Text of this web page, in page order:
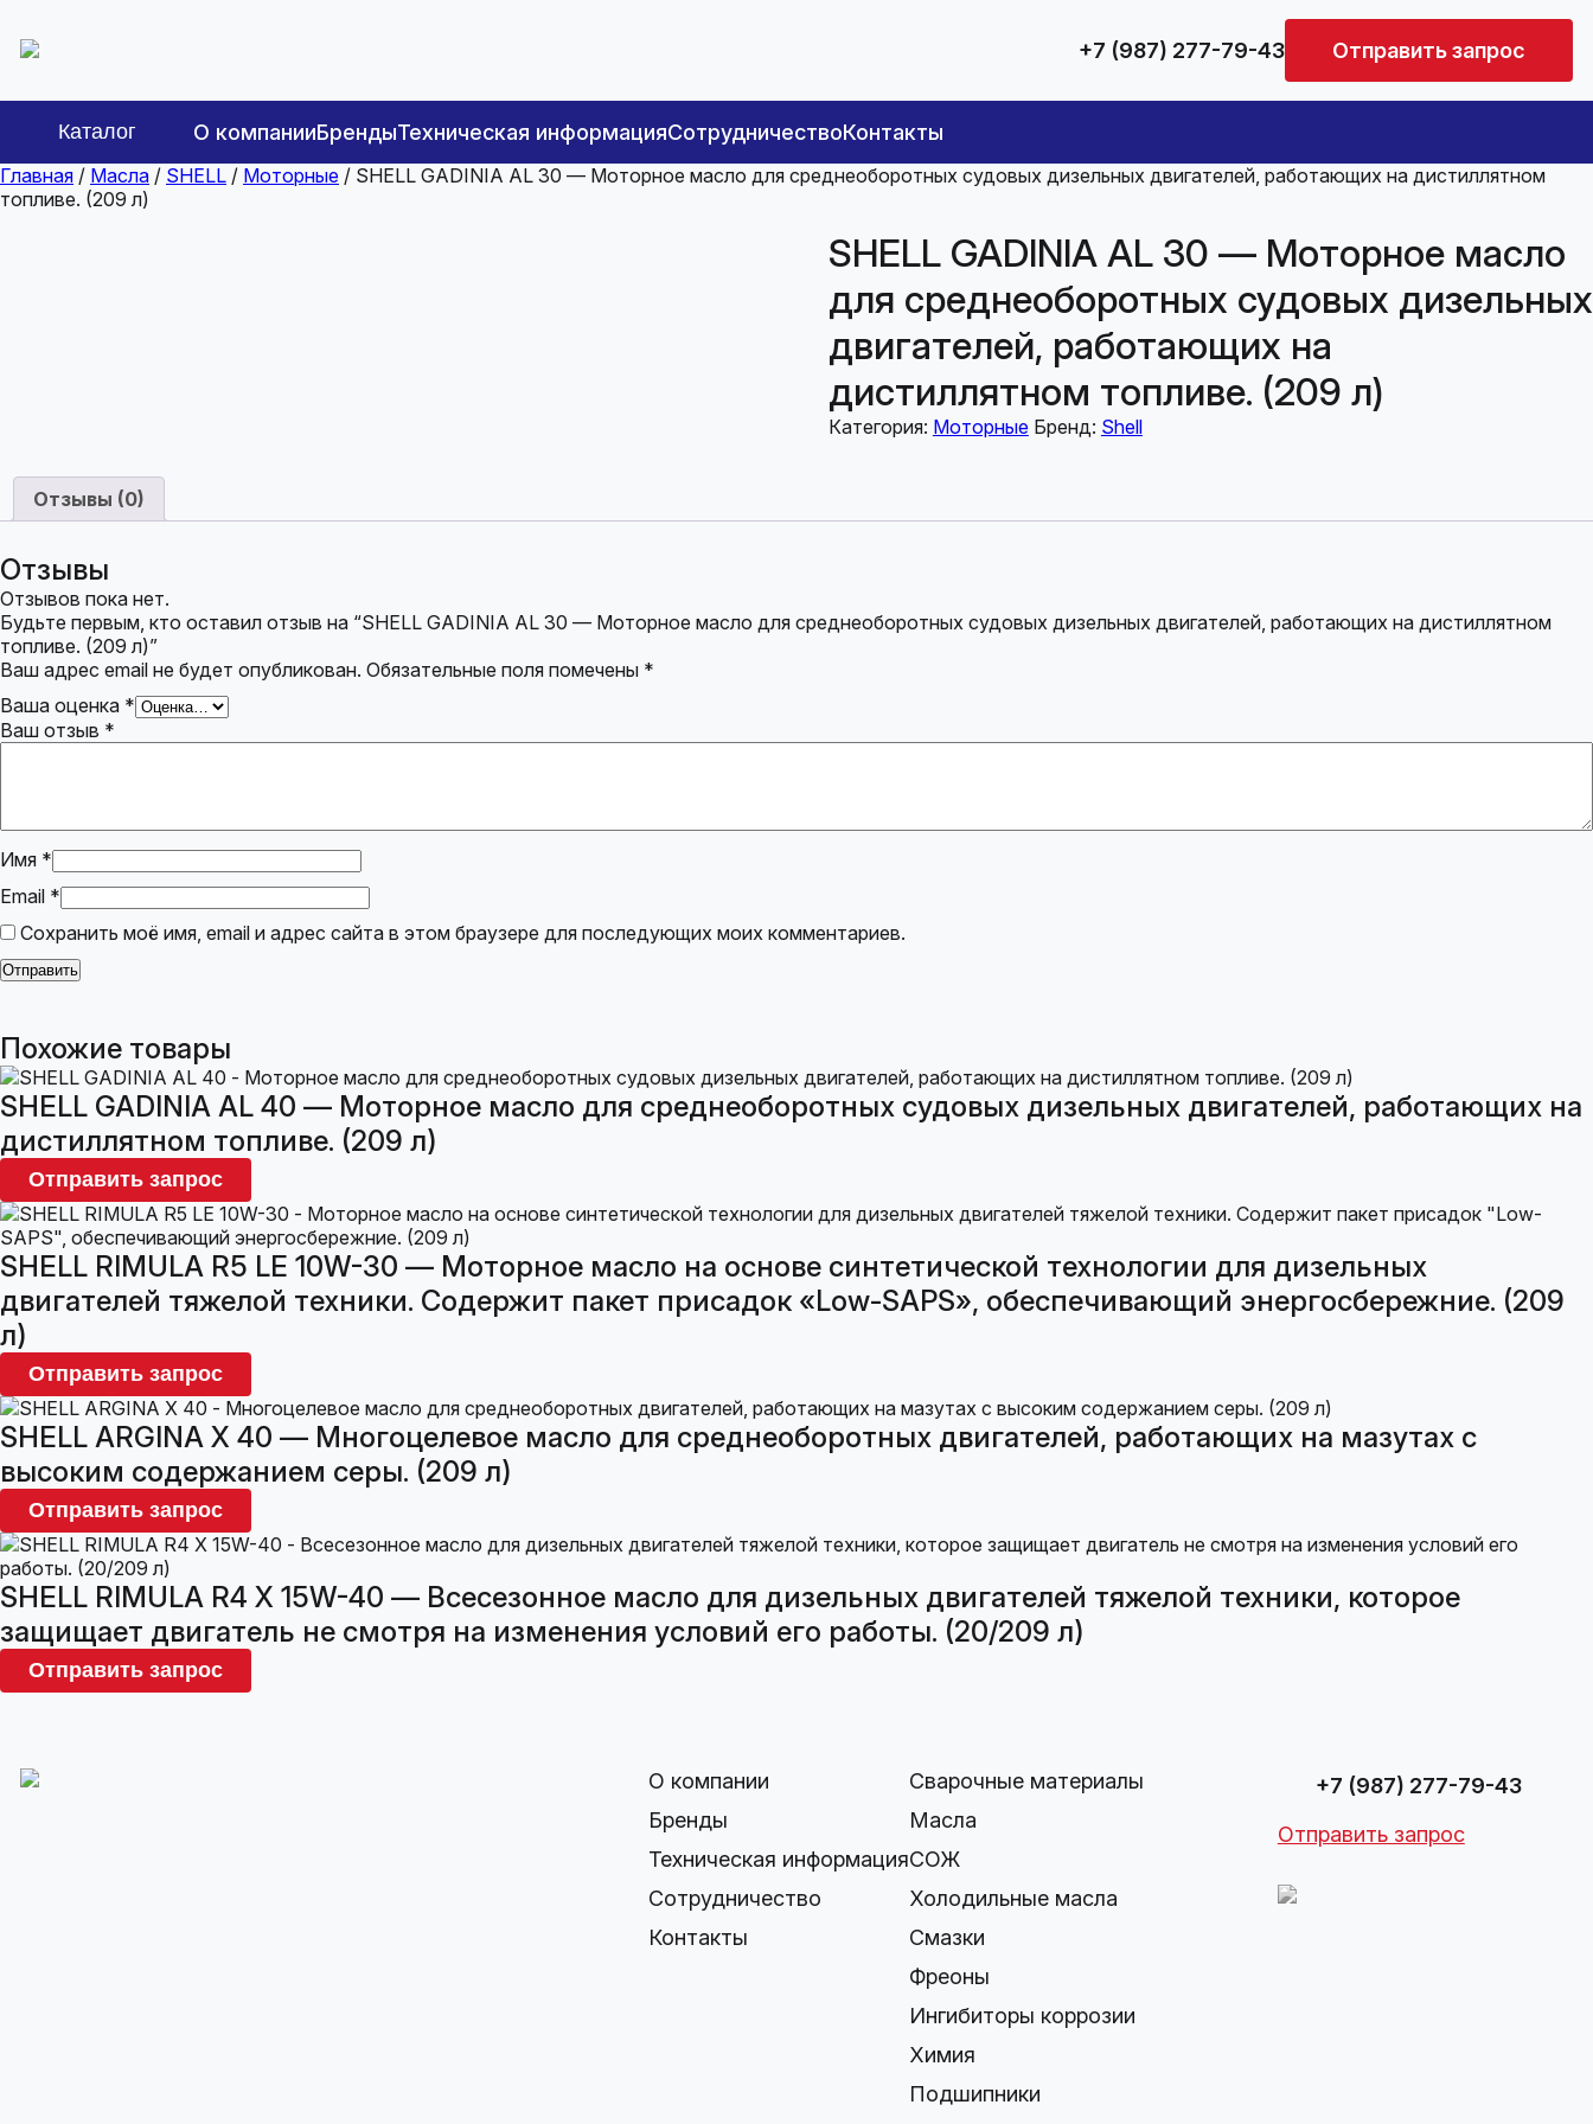
+7 (987) 277-79-43 Отправить запрос
Каталог О компанииБрендыТехническая информацияСотрудничествоКонтакты
Главная / Масла / SHELL / Моторные / SHELL GADINIA AL 30 — Моторное масло для среднеоборотных судовых дизельных двигателей, работающих на дистиллятном
топливе. (209 л)
SHELL GADINIA AL 30 — Моторное масло
для среднеоборотных судовых дизельных
двигателей, работающих на
дистиллятном топливе. (209 л)
Категория: Моторные Бренд: Shell
Отзывы (0)
Отзывы
Отзывов пока нет.
Будьте первым, кто оставил отзыв на “SHELL GADINIA AL 30 — Моторное масло для среднеоборотных судовых дизельных двигателей, работающих на дистиллятном
топливе. (209 л)”
Ваш адрес email не будет опубликован. Обязательные поля помечены *
Ваша оценка *
Ваш отзыв *
Имя *
Email *
Сохранить моё имя, email и адрес сайта в этом браузере для последующих моих комментариев.
Похожие товары
SHELL GADINIA AL 40 — Моторное масло для среднеоборотных судовых дизельных двигателей, работающих на
дистиллятном топливе. (209 л)
Отправить запрос
SHELL RIMULA R5 LE 10W-30 — Моторное масло на основе синтетической технологии для дизельных
двигателей тяжелой техники. Содержит пакет присадок «Low-SAPS», обеспечивающий энергосбережние. (209
л)
Отправить запрос
SHELL ARGINA X 40 — Многоцелевое масло для среднеоборотных двигателей, работающих на мазутах с
высоким содержанием серы. (209 л)
Отправить запрос
SHELL RIMULA R4 X 15W-40 — Всесезонное масло для дизельных двигателей тяжелой техники, которое
защищает двигатель не смотря на изменения условий его работы. (20/209 л)
Отправить запрос
О компании
Бренды
Техническая информация
Сотрудничество
Контакты
Сварочные материалы
Масла
СОЖ
Холодильные масла
Смазки
Фреоны
Ингибиторы коррозии
Химия
Подшипники
+7 (987) 277-79-43
Отправить запрос